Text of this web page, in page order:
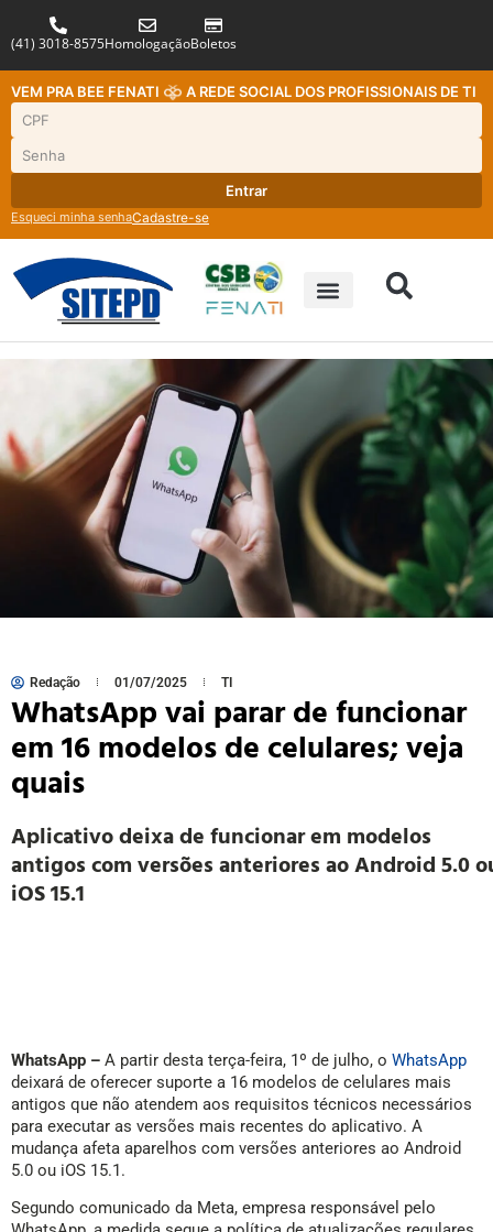
(41) 3018-8575HomologaçãoBoletos
VEM PRA BEE FENATI A REDE SOCIAL DOS PROFISSIONAIS DE TI
Entrar
Esqueci minha senhaCadastre-se
Redação 01/07/2025 TI
WhatsApp vai parar de funcionar
em 16 modelos de celulares; veja
quais
Aplicativo deixa de funcionar em modelos
antigos com versões anteriores ao Android 5.0
iOS 15.1
WhatsApp – A partir desta terça-feira, 1º de julho, o WhatsApp
deixará de oferecer suporte a 16 modelos de celulares mais
antigos que não atendem aos requisitos técnicos necessários
para executar as versões mais recentes do aplicativo. A
mudança afeta aparelhos com versões anteriores ao Android
5.0 ou iOS 15.1.
Segundo comunicado da Meta, empresa responsável pelo